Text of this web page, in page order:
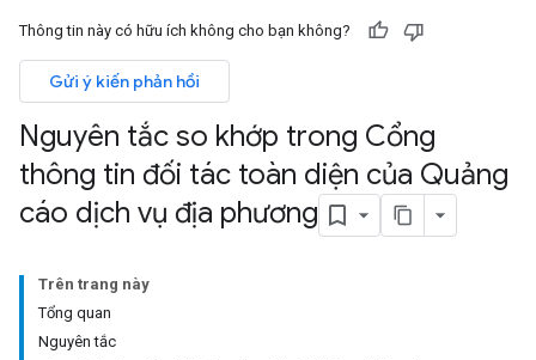
Thông tin này có hữu ích không cho bạn không?
Gửi ý kiến phản hồi
Nguyên tắc so khớp trong Cổng
thông tin đối tác toàn diện của Quảng
cáo dịch vụ địa phương
Trên trang này
Tổng quan
Nguyên tắc